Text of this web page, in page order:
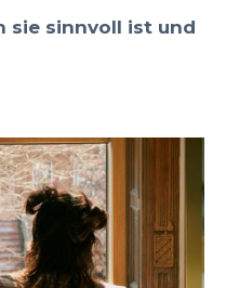
sie sinnvoll ist und